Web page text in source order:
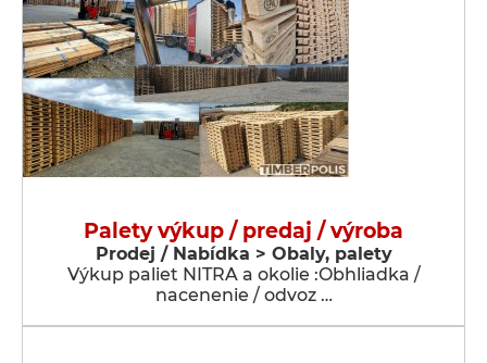
Palety výkup / predaj / výroba
Prodej / Nabídka > Obaly, palety
Výkup paliet NITRA a okolie :Obhliadka /
nacenenie / odvoz …